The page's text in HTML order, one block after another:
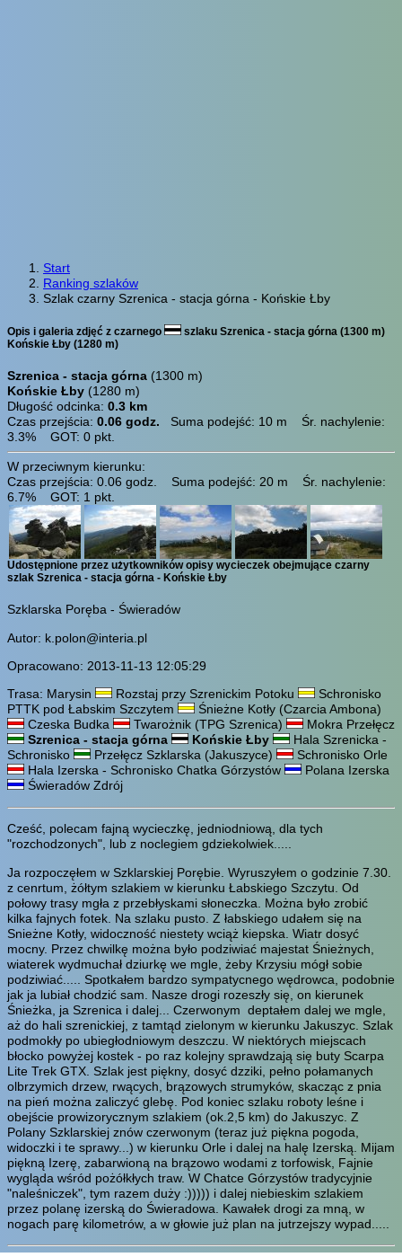
Start
Ranking szlaków
Szlak czarny Szrenica - stacja górna - Końskie Łby
Opis i galeria zdjęć z czarnego
szlaku Szrenica - stacja górna (1300 m)
Końskie Łby (1280 m)
Szrenica - stacja górna (1300 m)
Końskie Łby (1280 m)
Długość odcinka: 0.3 km
Czas przejścia: 0.06 godz. Suma podejść: 10 m Śr. nachylenie:
3.3% GOT: 0 pkt.
W przeciwnym kierunku:
Czas przejścia: 0.06 godz. Suma podejść: 20 m Śr. nachylenie:
6.7% GOT: 1 pkt.
Udostępnione przez użytkowników opisy wycieczek obejmujące czarny
szlak Szrenica - stacja górna - Końskie Łby
Szklarska Poręba - Świeradów
Autor: k.polon@interia.pl
Opracowano: 2013-11-13 12:05:29
Trasa: Marysin
Rozstaj przy Szrenickim Potoku
Schronisko
PTTK pod Łabskim Szczytem
Śnieżne Kotły (Czarcia Ambona)
Czeska Budka
Twarożnik (TPG Szrenica)
Mokra Przełęcz
Szrenica - stacja górna
Końskie Łby
Hala Szrenicka -
Schronisko
Przełęcz Szklarska (Jakuszyce)
Schronisko Orle
Hala Izerska - Schronisko Chatka Górzystów
Polana Izerska
Świeradów Zdrój
Cześć, polecam fajną wycieczkę, jedniodniową, dla tych
"rozchodzonych", lub z noclegiem gdziekolwiek.....
Ja rozpoczęłem w Szklarskiej Porębie. Wyruszyłem o godzinie 7.30.
z cenrtum, żółtym szlakiem w kierunku Łabskiego Szczytu. Od
połowy trasy mgła z przebłyskami słoneczka. Można było zrobić
kilka fajnych fotek. Na szlaku pusto. Z łabskiego udałem się na
Snieżne Kotły, widoczność niestety wciąż kiepska. Wiatr dosyć
mocny. Przez chwilkę można było podziwiać majestat Śnieżnych,
wiaterek wydmuchał dziurkę we mgle, żeby Krzysiu mógł sobie
podziwiać..... Spotkałem bardzo sympatycnego wędrowca, podobnie
jak ja lubiał chodzić sam. Nasze drogi rozeszły się, on kierunek
Śnieżka, ja Szrenica i dalej... Czerwonym deptałem dalej we mgle,
aż do hali szrenickiej, z tamtąd zielonym w kierunku Jakuszyc. Szlak
podmokły po ubiegłodniowym deszczu. W niektórych miejscach
błocko powyżej kostek - po raz kolejny sprawdzają się buty Scarpa
Lite Trek GTX. Szlak jest piękny, dosyć dzziki, pełno połamanych
olbrzymich drzew, rwących, brązowych strumyków, skacząc z pnia
na pień można zaliczyć glebę. Pod koniec szlaku roboty leśne i
obejście prowizorycznym szlakiem (ok.2,5 km) do Jakuszyc. Z
Polany Szklarskiej znów czerwonym (teraz już piękna pogoda,
widoczki i te sprawy...) w kierunku Orle i dalej na halę Izerską. Mijam
piękną Izerę, zabarwioną na brązowo wodami z torfowisk, Fajnie
wygląda wśród pożółkłych traw. W Chatce Górzystów tradycyjnie
"naleśniczek", tym razem duży :))))) i dalej niebieskim szlakiem
przez polanę izerską do Świeradowa. Kawałek drogi za mną, w
nogach parę kilometrów, a w głowie już plan na jutrzejszy wypad.....